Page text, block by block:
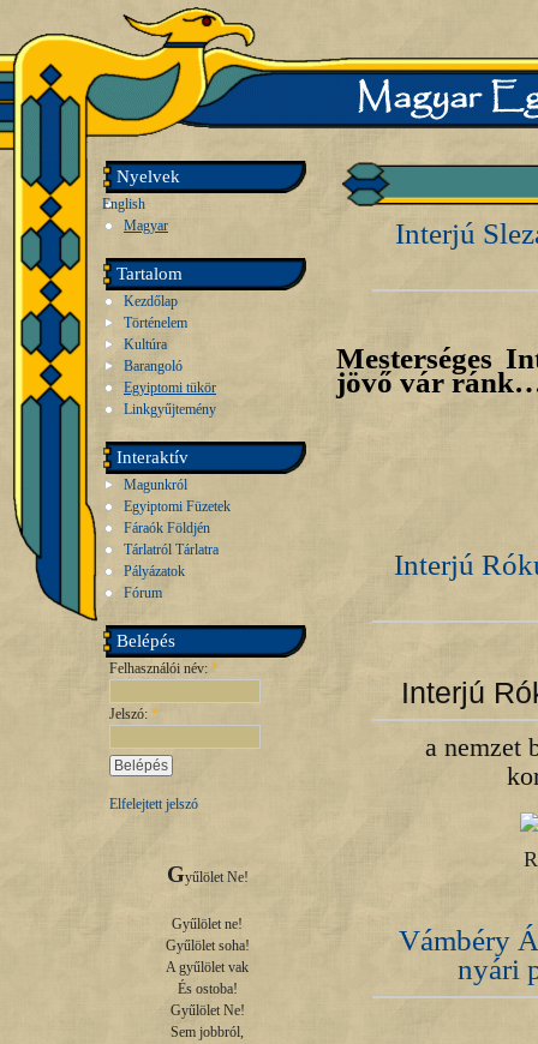
Nyelvek
English
Magyar
Tartalom
Kezdőlap
Történelem
Kultúra
Barangoló
Egyiptomi tükör
Linkgyűjtemény
Interaktív
Magunkról
Egyiptomi Füzetek
Fáraók Földjén
Tárlatról Tárlatra
Pályázatok
Fórum
Belépés
Felhasználói név: *
Jelszó: *
Elfelejtett jelszó
Gyűlölet Ne!
Gyűlölet ne!
Gyűlölet soha!
A gyűlölet vak
És ostoba!
Gyűlölet Ne!
Sem jobbról,
Interjú
Mesterséges
jövő vár
Interjú
Interjú
a nemzet
Vámbéry
nyári